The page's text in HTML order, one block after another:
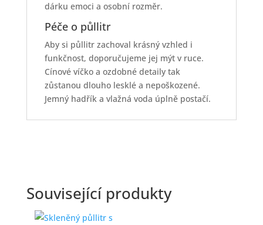
dárku emoci a osobní rozměr.
Péče o půllitr
Aby si půllitr zachoval krásný vzhled i
funkčnost, doporučujeme jej mýt v ruce.
Cínové víčko a ozdobné detaily tak
zůstanou dlouho lesklé a nepoškozené.
Jemný hadřík a vlažná voda úplně postačí.
Související produkty